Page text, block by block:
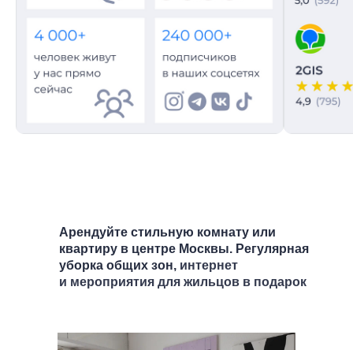
Арендуйте стильную комнату или
квартиру в центре Москвы. Регулярная
уборка общих зон, интернет
и мероприятия для жильцов в подарок